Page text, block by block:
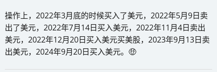
操作上，2022年3月底的时候买入了美元，2022年5月9日卖
出了美元，2022年7月14日买入美元，2022年11月4日卖出
美元，2022年12月20日买入美元买美股，2023年9月13日卖
出美元，2024年9月20日买入美元。🤑